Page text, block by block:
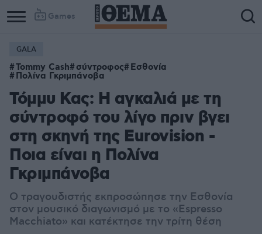
Games
GALA
Tommy Cash σύντροφος Εσθονία
Πολίνα Γκριμπάνοβα
Τόμμυ Κας: Η αγκαλιά με τη
σύντροφό του λίγο πριν βγει
στη σκηνή της Eurovision -
Ποια είναι η Πολίνα
Γκριμπάνοβα
Ο τραγουδιστής εκπροσώπησε την Εσθονία
στον μουσικό διαγωνισμό με το «Espresso
Macchiato» και κατέκτησε την τρίτη θέση